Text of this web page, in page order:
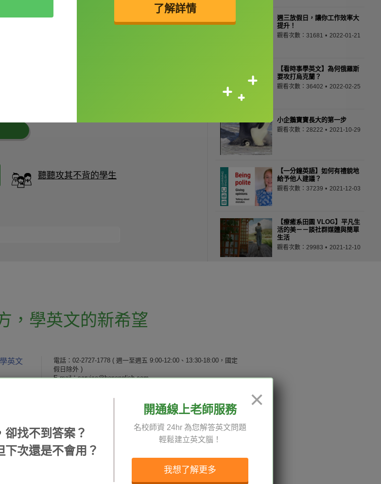
聽聽攻其不背的學生
週三放假日，讓你工作效率大
提升！
觀看次數：31681 2022-01-21
【看時事學英文】為何俄羅斯
要攻打烏克蘭？
觀看次數：36402 2022-02-25
小企鵝寶寶長大的第一步
觀看次數：28222 2021-10-29
【一分鐘英語】如何有禮貌地
給予他人建議？
觀看次數：37239 2021-12-03
【療癒系田園 VLOG】平凡生
活的美－－談社群媒體與簡單
生活
觀看次數：29983 2021-12-10
， 學英文的新希望
英文 電話：02-2727-1778 ( 週一至週五 9:00-12:00、13:30-18:00，國定
假日除外 )
E-mail：service@hopenglish.com
精選影片
每日片語
專欄教學
說明與導覽
×
卻找不到答案？
次還是不會用？
開通線上老師服務
名校師資 24hr 為您解答英文問題
輕鬆建立英文腦！
我想了解更多
了解詳情